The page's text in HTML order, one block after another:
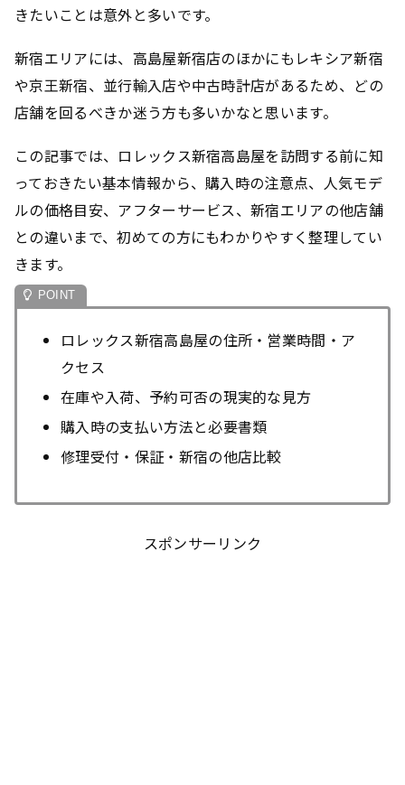
きたいことは意外と多いです。
新宿エリアには、高島屋新宿店のほかにもレキシア新宿
や京王新宿、並行輸入店や中古時計店があるため、どの
店舗を回るべきか迷う方も多いかなと思います。
この記事では、ロレックス新宿高島屋を訪問する前に知
っておきたい基本情報から、購入時の注意点、人気モデ
ルの価格目安、アフターサービス、新宿エリアの他店舗
との違いまで、初めての方にもわかりやすく整理してい
きます。
ロレックス新宿高島屋の住所・営業時間・ア
クセス
在庫や入荷、予約可否の現実的な見方
購入時の支払い方法と必要書類
修理受付・保証・新宿の他店比較
スポンサーリンク